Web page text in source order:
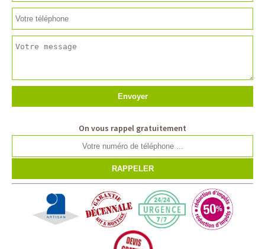
On vous rappel gratuitement